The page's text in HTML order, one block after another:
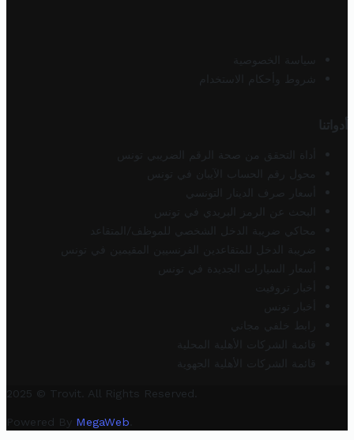
سياسة الخصوصية
شروط وأحكام الاستخدام
أدواتنا
أداة التحقق من صحة الرقم الضريبي تونس
محول رقم الحساب الآيبان في تونس
أسعار صرف الدينار التونسي
البحث عن الرمز البريدي في تونس
محاكي ضريبة الدخل الشخصي للموظف/المتقاعد
ضريبة الدخل للمتقاعدين الفرنسيين المقيمين في تونس
أسعار السيارات الجديدة في تونس
أخبار تروفيت
أخبار تونس
رابط خلفي مجاني
قائمة الشركات الأهلية المحلية
قائمة الشركات الأهلية الجهوية
2025 © Trovit. All Rights Reserved.
Powered By MegaWeb